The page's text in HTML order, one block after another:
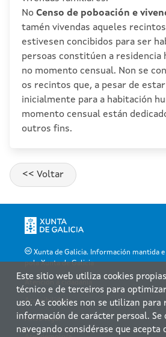
No Censo de poboación e
tamén vivendas aqueles
estivesen concibidos para ser
persoas constitúen a residencia
no momento censual. Non se
os recintos que, a pesar de
inicialmente para a habitación
momento censual están
outros fins.
Xunta de Galicia. Información mantida
pola Xunta de Galicia
Accesibilidade
Aviso legal
Este sitio web utiliza cookies
técnico e de terceiros para
uso. As cookies non se utilizan para
información de carácter persoal. Se
navegando considérase que acepta